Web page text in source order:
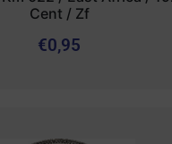
Cent / Zf
€0,95